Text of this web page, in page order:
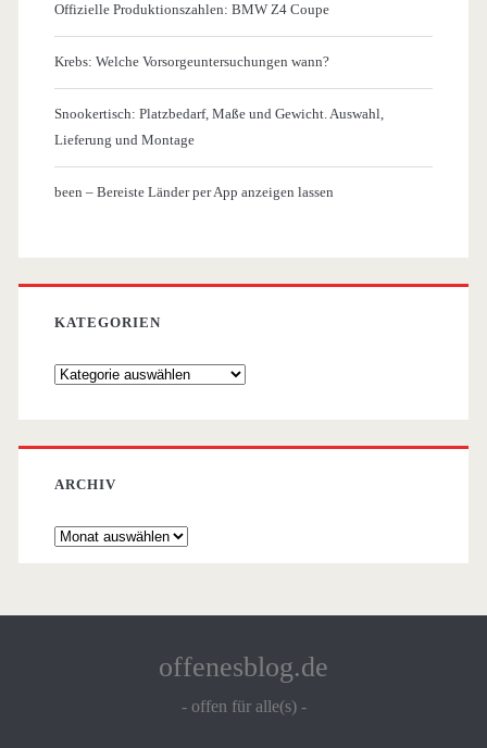
Offizielle Produktionszahlen: BMW Z4 Coupe
Krebs: Welche Vorsorgeuntersuchungen wann?
Snookertisch: Platzbedarf, Maße und Gewicht. Auswahl,
Lieferung und Montage
been – Bereiste Länder per App anzeigen lassen
KATEGORIEN
Kategorien
ARCHIV
Archiv
offenesblog.de
- offen für alle(s) -